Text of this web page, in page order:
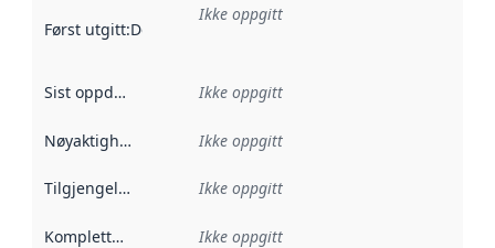
Først utgitt:Denne datoen sier når dataene i dette
Ikke oppgitt
Sist oppdatert Ikke oppgitt
Nøyaktighet Ikke oppgitt
Tilgjengelighet Ikke oppgitt
Kompletthet Ikke oppgitt